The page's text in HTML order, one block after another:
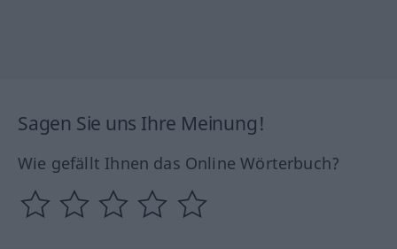
Sagen Sie uns Ihre Meinung!
Wie gefällt Ihnen das Online Wörterbuch?